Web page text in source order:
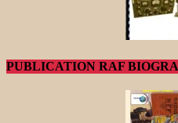
PUBLICATION RAF